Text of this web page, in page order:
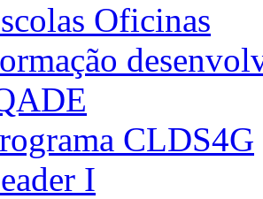
Oficinas
CLDS4G
I